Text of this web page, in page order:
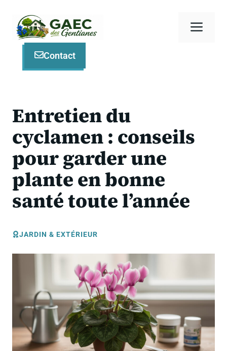
contenu
Contact
Entretien du
cyclamen : conseils
pour garder une
plante en bonne
santé toute l’année
JARDIN & EXTÉRIEUR